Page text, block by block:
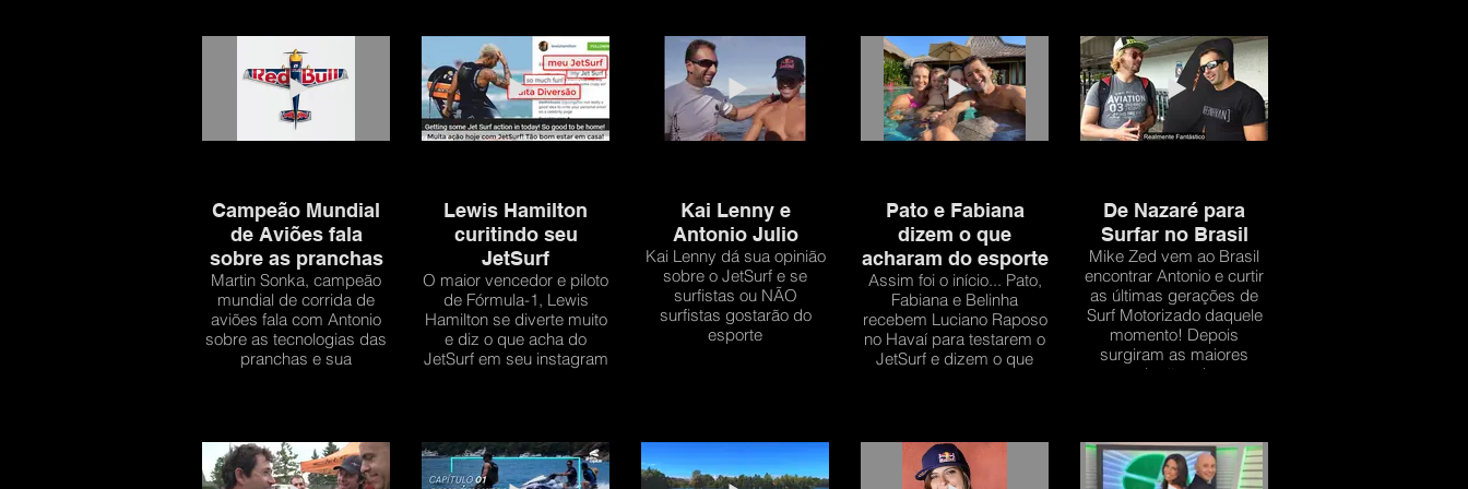
Campeão Mundial
de Aviões fala
sobre as pranchas
Martin Sonka, campeão
mundial de corrida de
aviões fala com Antonio
sobre as tecnologias das
pranchas e sua
no mesmo ano.
Lewis Hamilton
curitindo seu
JetSurf
O maior vencedor e piloto
de Fórmula-1, Lewis
Hamilton se diverte muito
e diz o que acha do
JetSurf em seu instagram
Kai Lenny e
Antonio Julio
Kai Lenny dá sua opinião
sobre o JetSurf e se
surfistas ou NÃO
surfistas gostarão do
esporte
Pato e Fabiana
dizem o que
acharam do esporte
Assim foi o início... Pato,
Fabiana e Belinha
recebem Luciano Raposo
no Havaí para testarem o
JetSurf e dizem o que
De Nazaré para
Surfar no Brasil
Mike Zed vem ao Brasil
encontrar Antonio e curtir
as últimas gerações de
Surf Motorizado daquele
momento! Depois
surgiram as maiores
revoluções deste